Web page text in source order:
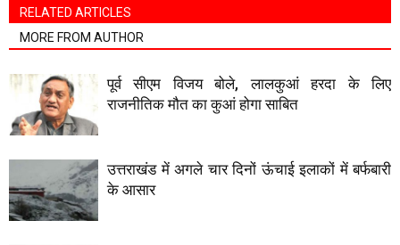
RELATED ARTICLES
MORE FROM AUTHOR
पूर्व सीएम विजय बोले, लालकुआं हरदा के लिए
राजनीतिक मौत का कुआं होगा साबित
उत्तराखंड में अगले चार दिनों ऊंचाई इलाकों में बर्फबारी
के आसार